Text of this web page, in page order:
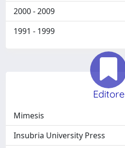
2000 - 2009
1991 - 1999
Editore
Mimesis
Insubria University Press